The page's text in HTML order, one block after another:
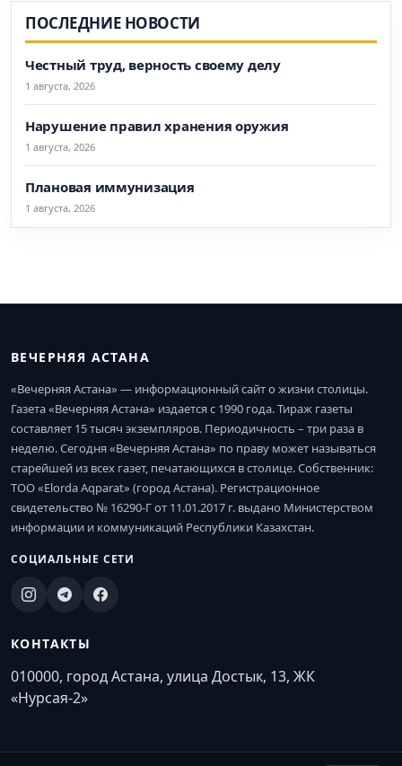
ПОСЛЕДНИЕ НОВОСТИ
Честный труд, верность своему делу
1 августа, 2026
Нарушение правил хранения оружия
1 августа, 2026
Плановая иммунизация
1 августа, 2026
ВЕЧЕРНЯЯ АСТАНА
«Вечерняя Астана» — информационный сайт о жизни столицы.
Газета «Вечерняя Астана» издается с 1990 года. Тираж газеты
составляет 15 тысяч экземпляров. Периодичность – три раза в
неделю. Сегодня «Вечерняя Астана» по праву может называться
старейшей из всех газет, печатающихся в столице. Собственник:
ТОО «Elorda Aqparat» (город Астана). Регистрационное
свидетельство № 16290-Г от 11.01.2017 г. выдано Министерством
информации и коммуникаций Республики Казахстан.
СОЦИАЛЬНЫЕ СЕТИ
КОНТАКТЫ
010000, город Астана, улица Достык, 13, ЖК
«Нурсая-2»